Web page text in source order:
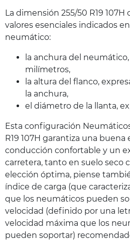
La dimensión 255/50 R19
valores esenciales indicados
neumático:
la anchura del
milímetros,
la altura del flanco,
la anchura,
el diámetro de la llanta,
Esta configuración
R19 107H garantiza una
conducción confortable y un
carretera, tanto en suelo seco
elección óptima, piense
índice de carga (que
que los neumáticos pueden
velocidad (definido por una
velocidad máxima que los
pueden soportar)